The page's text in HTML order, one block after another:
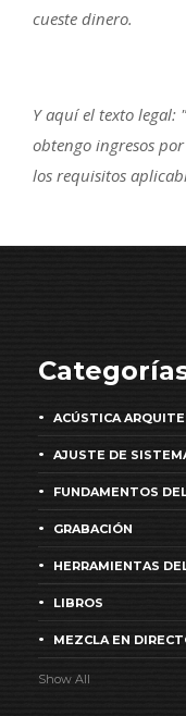
cueste dinero.
Y aquí el texto legal:
obtengo ingresos
los requisitos
ACÚSTICA
AJUSTE DE
FUNDAMENTOS
GRABACIÓN
HERRAMIENTAS
LIBROS
MEZCLA EN
Show All